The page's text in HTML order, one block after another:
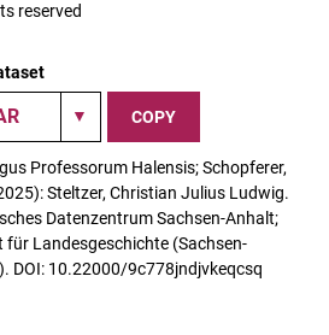
reserved
COPY
Professorum Halensis; Schopferer,
Steltzer, Christian Julius Ludwig.
Datenzentrum Sachsen-Anhalt;
für Landesgeschichte (Sachsen-
DOI: 10.22000/9c778jndjvkeqcsq